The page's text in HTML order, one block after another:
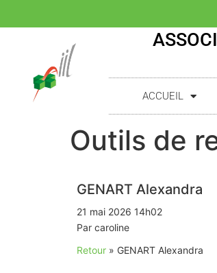
ACCUEIL
Outils de
GENART Alexandra
21 mai 2026 14h02
Par caroline
Retour » GENART Alexandra